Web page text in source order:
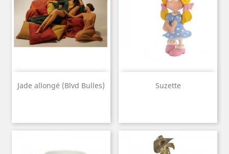
Jade allongé (Blvd Bulles) Suzette